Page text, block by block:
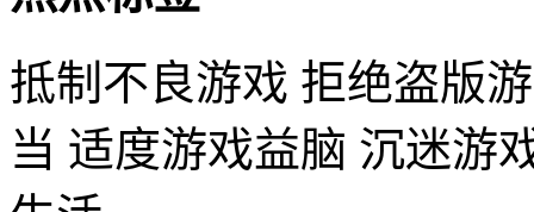
抵制不良游戏 拒绝盗版
当 适度游戏益脑 沉迷游